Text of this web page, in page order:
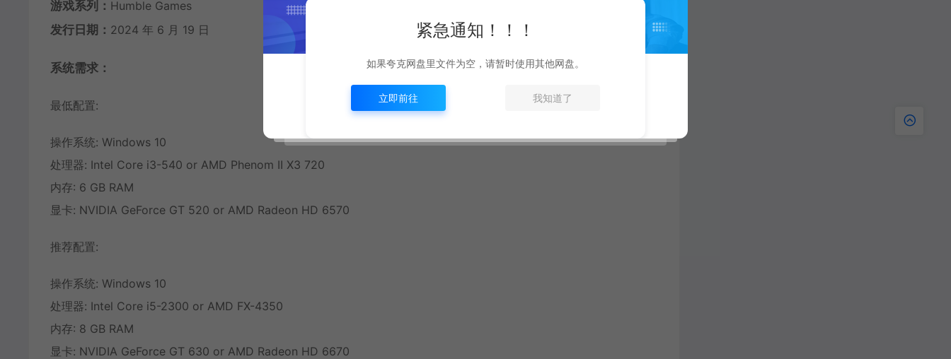
游戏系列： Humble Games
发行日期： 2024 年 6 月 19 日
系统需求：
最低配置:
操作系统: Windows 10
处理器: Intel Core i3-540 or AMD Phenom II X3 720
内存: 6 GB RAM
显卡: NVIDIA GeForce GT 520 or AMD Radeon HD 6570
推荐配置:
操作系统: Windows 10
处理器: Intel Core i5-2300 or AMD FX-4350
内存: 8 GB RAM
显卡: NVIDIA GeForce GT 630 or AMD Radeon HD 6670
紧急通知！！！
如果夸克网盘里文件为空，请暂时使用其他网盘。
立即前往 我知道了